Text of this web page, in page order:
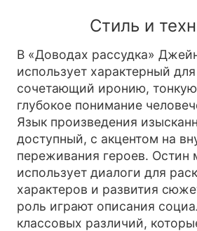
Стиль и
В «Доводах рассудка»
использует характерный
сочетающий иронию, тонкую
глубокое понимание
Язык произведения
доступный, с акцентом на
переживания героев. Остин
использует диалоги для
характеров и развития
роль играют описания
классовых различий,